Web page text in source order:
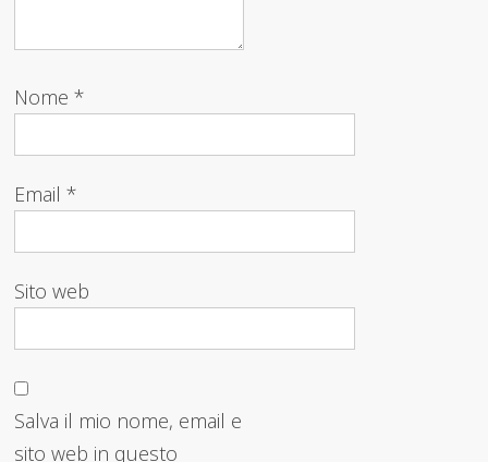
Nome*
Email*
Sito web
Salva il mio nome, email e
sito web in questo